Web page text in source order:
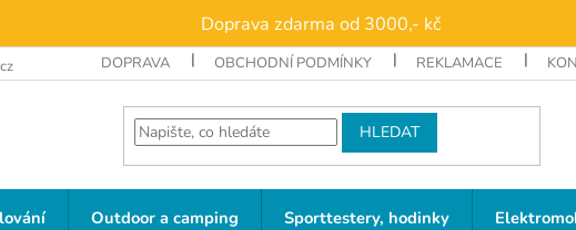
Doprava zdarma od 3000,- kč
DOPRAVA OBCHODNÍ PODMÍNKY REKLAMACE
HLEDAT
Outdoor a camping Sporttestery, hodinky